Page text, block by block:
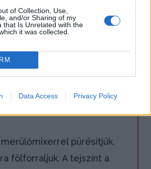
of Collection, Use,
and/or Sharing of my
that Is Unrelated with the
it was collected.
Data Access Privacy Policy
főzzük, majd
kiemeljük, és
Most a fölaprított
szórjuk a levesbe, a cukorral
Ha újra forr, kis lángra
lefödve kb. 10 perc alatt
merülőmixerrel pürésítjük,
fölforraljuk. A tejszínt a